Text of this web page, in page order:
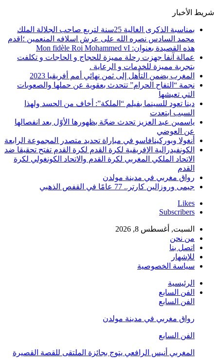
شريط الأخبار
بمناسبة الذكرى الغالية 25سنة لتربع صاحب الجلالة الملك
محمد السادس نصره الله على عرش اسلافه المنعمين ؛اقدم
هذه القصيدة بعنوان: Mon fidèle Roi Mohammed vI
عمالة آنفا جهزت رحلة مميزة للحجاج و الحاجات و تكلفت
بتجربة مميزة للخدمات و الرعاية .
المغرب يضمن التأهل إلى ثمن نهائي أمم أفريقيا 2023
نجمة “التفاح الحرام” تتحدث بعقوية عن حملها والصعوبات
التي تعيشها
دينا تعود للسينما بفيلم “الملكة”: أخاف من الحسد ولهذا
السبب ابتعدت
ياسمين عبد العزيز تحدث ضجّة بظهورها الأوّل بعد انفصالها
عن العوضي
أنغولا وبوركينافاسو في مباراة تحديد متصدر المجموعة الرابعة
الكونفيدرالية الإفريقية لكرة القدم لكرة القدم تفتح تحقيقا ضد
الاتحاد الملكي المغربي لكرة القدم والاتحاد الكونغولي لكرة
القدم
رواق مغربي في مدينة مولدن
جيمى وروزالين كارتر.. 77 عامًا في القفص الذهبي
Likes
Subscribers
السبت, أغسطس 8, 2026
من نحن
اتصل بنا
للإشهار
سياسة الخصوصية
الرئيسية
الفن السابع
الفن السابع
رواق مغربي في مدينة مولدن
الفن السابع
المغربي أنيس الرافعي يتوج بجائزة الملتقى للقصة القصيرة